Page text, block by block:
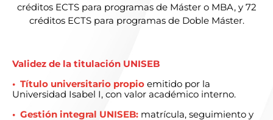
créditos ECTS para programas de Máster o MBA, y 72
créditos ECTS para programas de Doble Máster.
Validez de la titulación UNISEB
• Título universitario propio emitido por la
Universidad Isabel I, con valor académico interno.
• Gestión integral UNISEB: matrícula, seguimiento y